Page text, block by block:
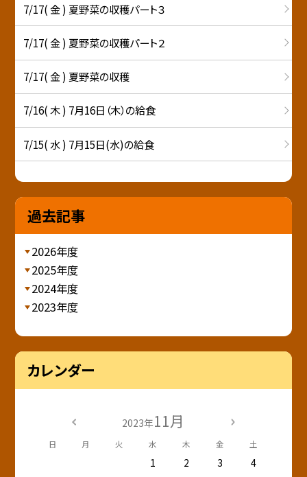
7/17( 金 ) 夏野菜の収穫パート３
7/17( 金 ) 夏野菜の収穫パート２
7/17( 金 ) 夏野菜の収穫
7/16( 木 ) 7月16日（木）の給食
7/15( 水 ) 7月15日(水)の給食
過去記事
2026年度
2025年度
2024年度
2023年度
カレンダー
2023年11月
日 月 火 水 木 金 土
1 2 3
4